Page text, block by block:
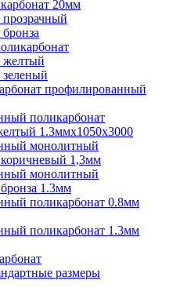
20мм
желтый
профилированный
поликарбонат
1.3ммх1050х3000
монолитный
1,3мм
монолитный
1.3мм
поликарбонат 0.8мм
поликарбонат 1.3мм
размеры